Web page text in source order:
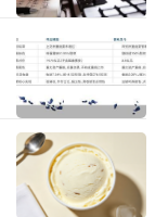
型，便是折扣
都推出第一家
火爆远超预
开的大动作，
业态充满信